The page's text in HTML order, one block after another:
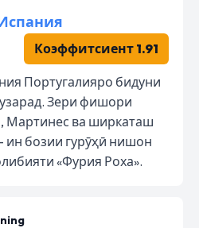
Коэффитсиент 1.91
Португалияро бидуни
Зери фишори
Мартинес ва ширкаташ
ин бозии гурӯҳӣ нишон
«Фурия Роха».